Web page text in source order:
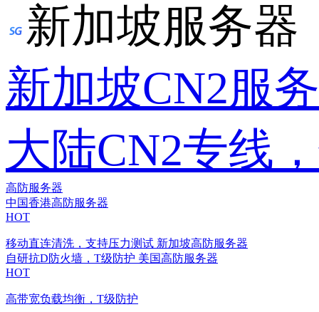
新加坡服务器
新加坡CN2服
大陆CN2专线
高防服务器
中国香港高防服务器
HOT
移动直连清洗，支持压力测试 新加坡高防服务器
自研抗D防火墙，T级防护 美国高防服务器
HOT
高带宽负载均衡，T级防护